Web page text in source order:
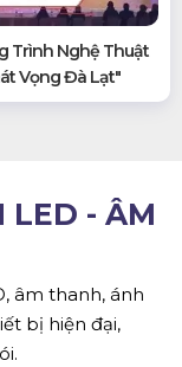
Trình Nghệ Thuật
Vọng Đà Lạt"
LED - ÂM
âm thanh, ánh
bị hiện đại,